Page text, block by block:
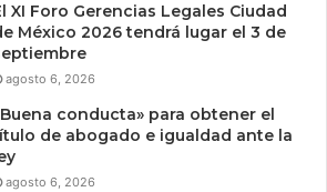
XI Foro Gerencias Legales Ciudad
México 2026 tendrá lugar el 3 de
agosto 6, 2026
conducta» para obtener el
de abogado e igualdad ante la
agosto 6, 2026